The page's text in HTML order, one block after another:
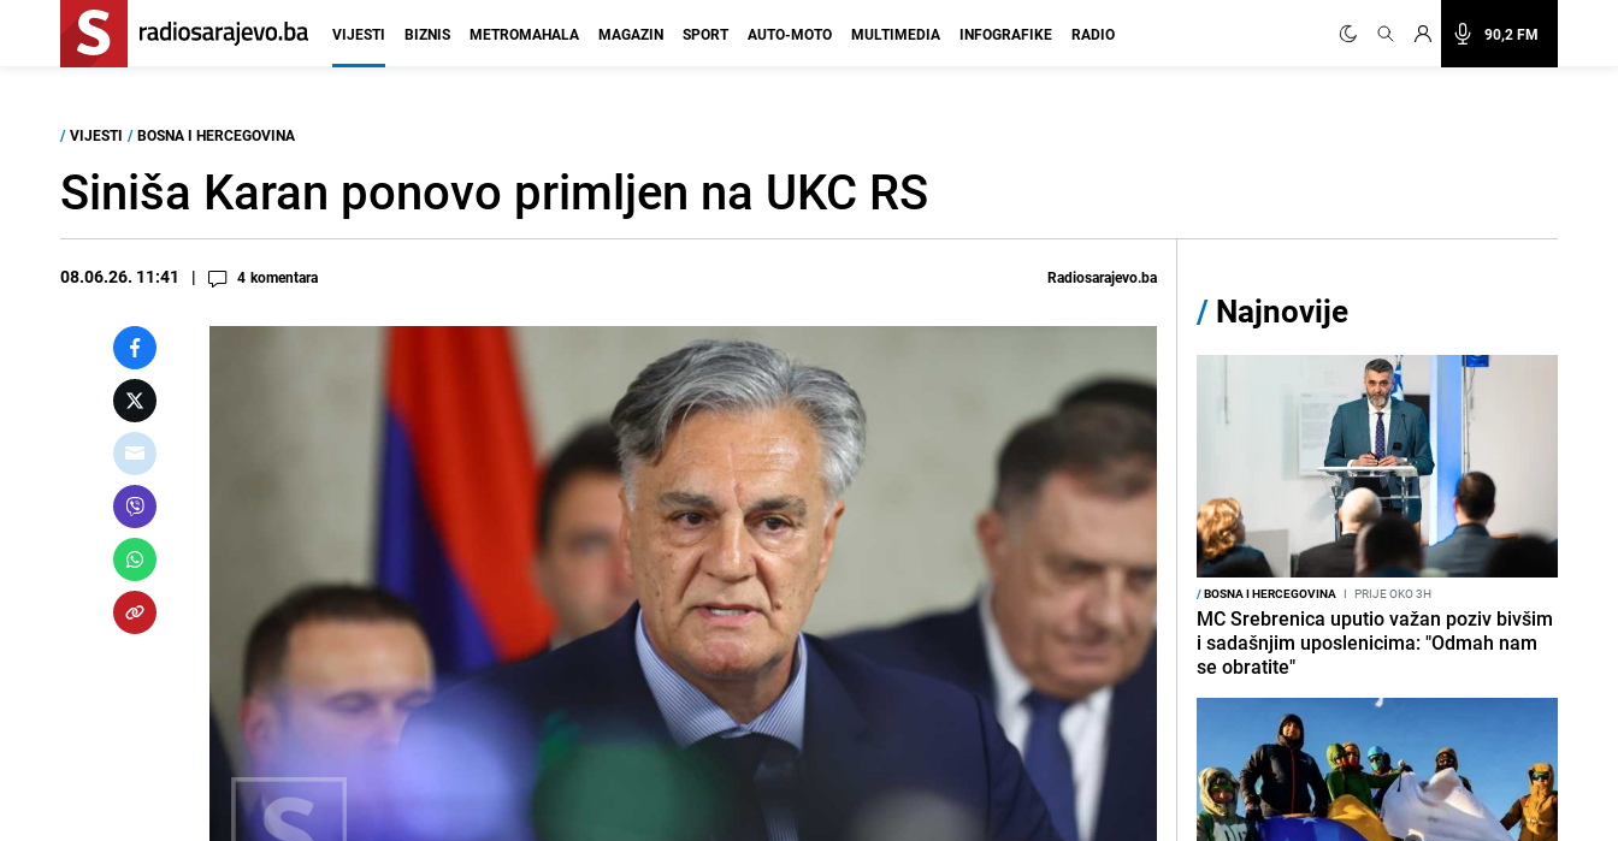
90,2 FM
VIJESTI BIZNIS METROMAHALA MAGAZIN SPORT AUTO-MOTO MULTIMEDIA INFOGRAFIKE RADIO
/ VIJESTI / BOSNA I HERCEGOVINA
Siniša Karan ponovo primljen na UKC RS
08.06.26. 11:41 4 komentara Radiosarajevo.ba
/ Najnovije
/BOSNA I HERCEGOVINA I PRIJE OKO 3H
MC Srebrenica uputio važan poziv bivšim
i sadašnjim uposlenicima: "Odmah nam
se obratite"